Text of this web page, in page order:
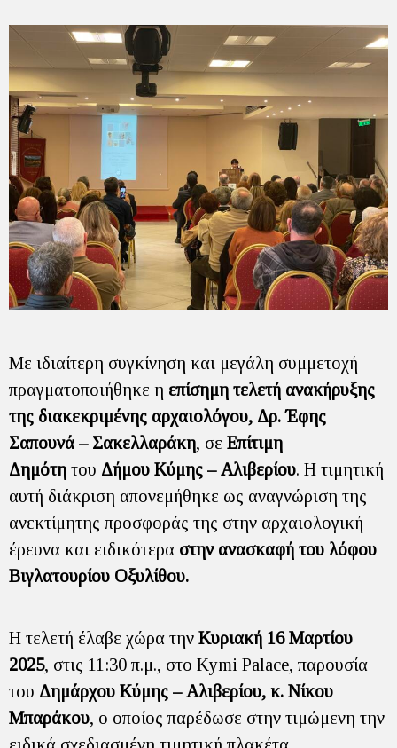
Με ιδιαίτερη συγκίνηση και μεγάλη συμμετοχή
πραγματοποιήθηκε η επίσημη τελετή ανακήρυξης
της διακεκριμένης αρχαιολόγου, Δρ. Έφης
Σαπουνά – Σακελλαράκη, σε Επίτιμη
Δημότη του Δήμου Κύμης – Αλιβερίου. Η τιμητική
αυτή διάκριση απονεμήθηκε ως αναγνώριση της
ανεκτίμητης προσφοράς της στην αρχαιολογική
έρευνα και ειδικότερα στην ανασκαφή του λόφου
Βιγλατουρίου Οξυλίθου.
Η τελετή έλαβε χώρα την Κυριακή 16 Μαρτίου
2025, στις 11:30 π.μ., στο Kymi Palace, παρουσία
του Δημάρχου Κύμης – Αλιβερίου, κ. Νίκου
Μπαράκου, ο οποίος παρέδωσε στην τιμώμενη την